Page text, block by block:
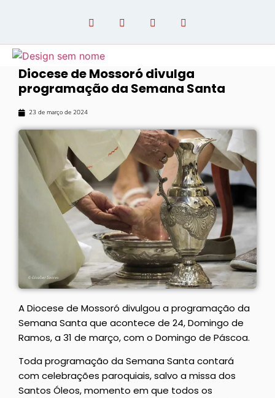
Diocese de Mossoró divulga
programação da Semana Santa
23 de março de 2024
A Diocese de Mossoró divulgou a programação da
Semana Santa que acontece de 24, Domingo de
Ramos, a 31 de março, com o Domingo de Páscoa.
Toda programação da Semana Santa contará
com celebrações paroquiais, salvo a missa dos
Santos Óleos, momento em que todos os